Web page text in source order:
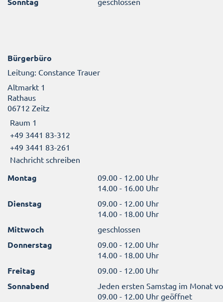
Bürgerbüro
Leitung: Constance Trauer
Altmarkt 1
Rathaus
06712 Zeitz
Raum 1
+49 3441 83-312
+49 3441 83-261
Nachricht schreiben
Montag
09.00 - 12.00 Uhr
14.00 - 16.00 Uhr
Dienstag
09.00 - 12.00 Uhr
14.00 - 18.00 Uhr
Mittwoch geschlossen
Donnerstag
09.00 - 12.00 Uhr
14.00 - 18.00 Uhr
Freitag 09.00 - 12.00 Uhr
Sonnabend
Jeden ersten Samstag im Monat
09.00 - 12.00 Uhr geöffnet